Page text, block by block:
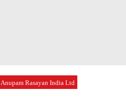
Anupam Rasayan India Ltd